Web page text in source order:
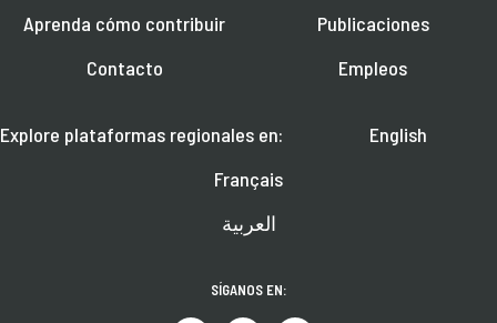
Aprenda cómo contribuir
Contacto
Publicaciones
Empleos
Explore plataformas regionales en:
English
Français
العربية
SÍGANOS EN: